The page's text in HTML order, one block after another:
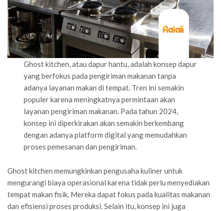
Ghost kitchen, atau dapur hantu, adalah konsep dapur
yang berfokus pada pengiriman makanan tanpa
adanya layanan makan di tempat. Tren ini semakin
populer karena meningkatnya permintaan akan
layanan pengiriman makanan. Pada tahun 2024,
konsep ini diperkirakan akan semakin berkembang
dengan adanya platform digital yang memudahkan
proses pemesanan dan pengiriman.
Ghost kitchen memungkinkan pengusaha kuliner untuk
mengurangi biaya operasional karena tidak perlu menyediakan
tempat makan fisik. Mereka dapat fokus pada kualitas makanan
dan efisiensi proses produksi. Selain itu, konsep ini juga